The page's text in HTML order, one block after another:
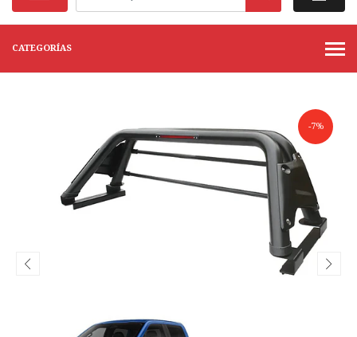
CATEGORÍAS
-7%